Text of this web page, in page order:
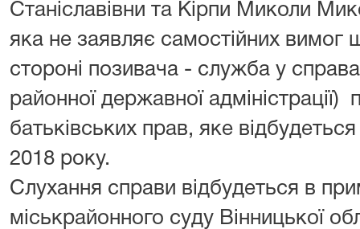
Станіславівни та Кірпи Миколи
яка не заявляє самостійних
стороні позивача - служба у
районної державної
батьківських прав, яке
2018 року.
Слухання справи відбудеться в
міськрайонного суду Вінницької